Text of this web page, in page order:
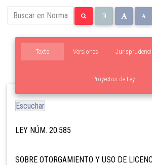
Texto Versiones
Proyectos de Ley
Escuchar
LEY NÚM. 20.585
SOBRE OTORGAMIENTO Y USO DE